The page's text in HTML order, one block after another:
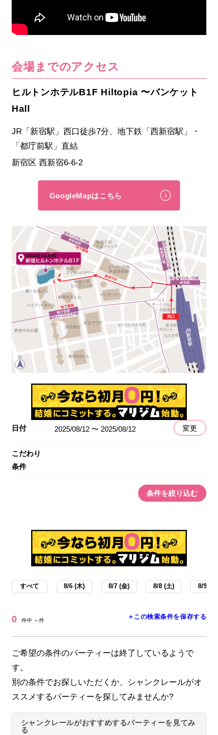
会場までのアクセス
ヒルトンホテルB1F Hiltopia 〜バンケット
Hall
JR「新宿駅」西口徒歩7分、地下鉄「西新宿駅」・
「都庁前駅」直結
新宿区 西新宿6-6-2
GoogleMapはこちら
日付 2025/08/12 〜 2025/08/12 変更
こだわり
条件
条件を絞り込む
すべて 8/6 (木) 8/7 (金) 8/8 (土) 8/9 (日
0 件中 ～件 ＋この検索条件を保存する
ご希望の条件のパーティーは終了しているようで
す。
別の条件でお探しいただくか、シャンクレールがオ
ススメするパーティーを探してみませんか?
シャンクレールがおすすめするパーティーを見てみ
る